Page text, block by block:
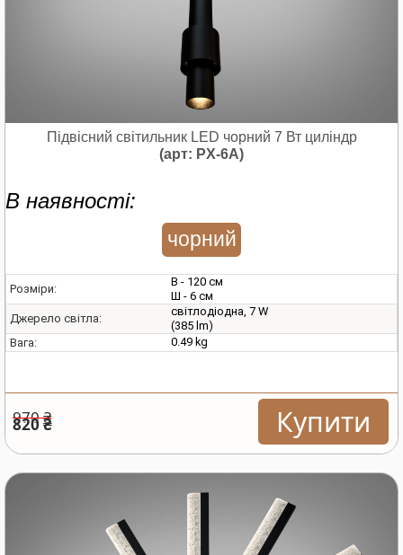
Підвісний світильник LED чорний 7 Вт циліндр
(арт: PX-6A)
В наявності:
чорний
Розміри:
В - 120 см
Ш - 6 см
Джерело світла:
світлодіодна, 7 W
(385 lm)
Вага:
0.49 kg
970 ₴
820 ₴ Купити